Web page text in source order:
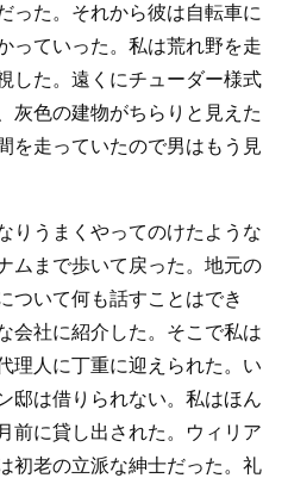
った。それから彼は自転車に
っていった。私は荒れ野を走
した。遠くにチューダー様式
灰色の建物がちらりと見えた
を走っていたので男はもう見
りうまくやってのけたような
ムまで歩いて戻った。地元の
ついて何も話すことはでき
会社に紹介した。そこで私は
理人に丁重に迎えられた。い
邸は借りられない。私はほん
前に貸し出された。ウィリア
初老の立派な紳士だった。礼